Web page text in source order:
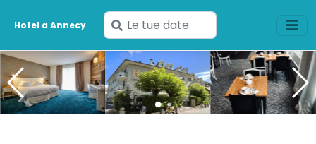
Hotel a Annecy
Inserisci
le
tue
date